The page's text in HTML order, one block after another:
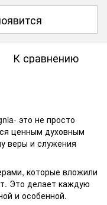
К сравнению
это не просто
ценным духовным
веры и служения
которые вложили
Это делает каждую
и особенной.